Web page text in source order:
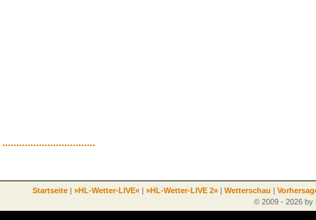
.................................
Startseite | »HL-Wetter-LIVE« | »HL-Wetter-LIVE 2« | Wetterschau |
© 2009 - 2026 by